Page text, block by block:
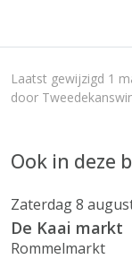
Laatst gewijzigd 1
door
Ook in deze
Zaterdag 8
De Kaai markt
Rommelmarkt